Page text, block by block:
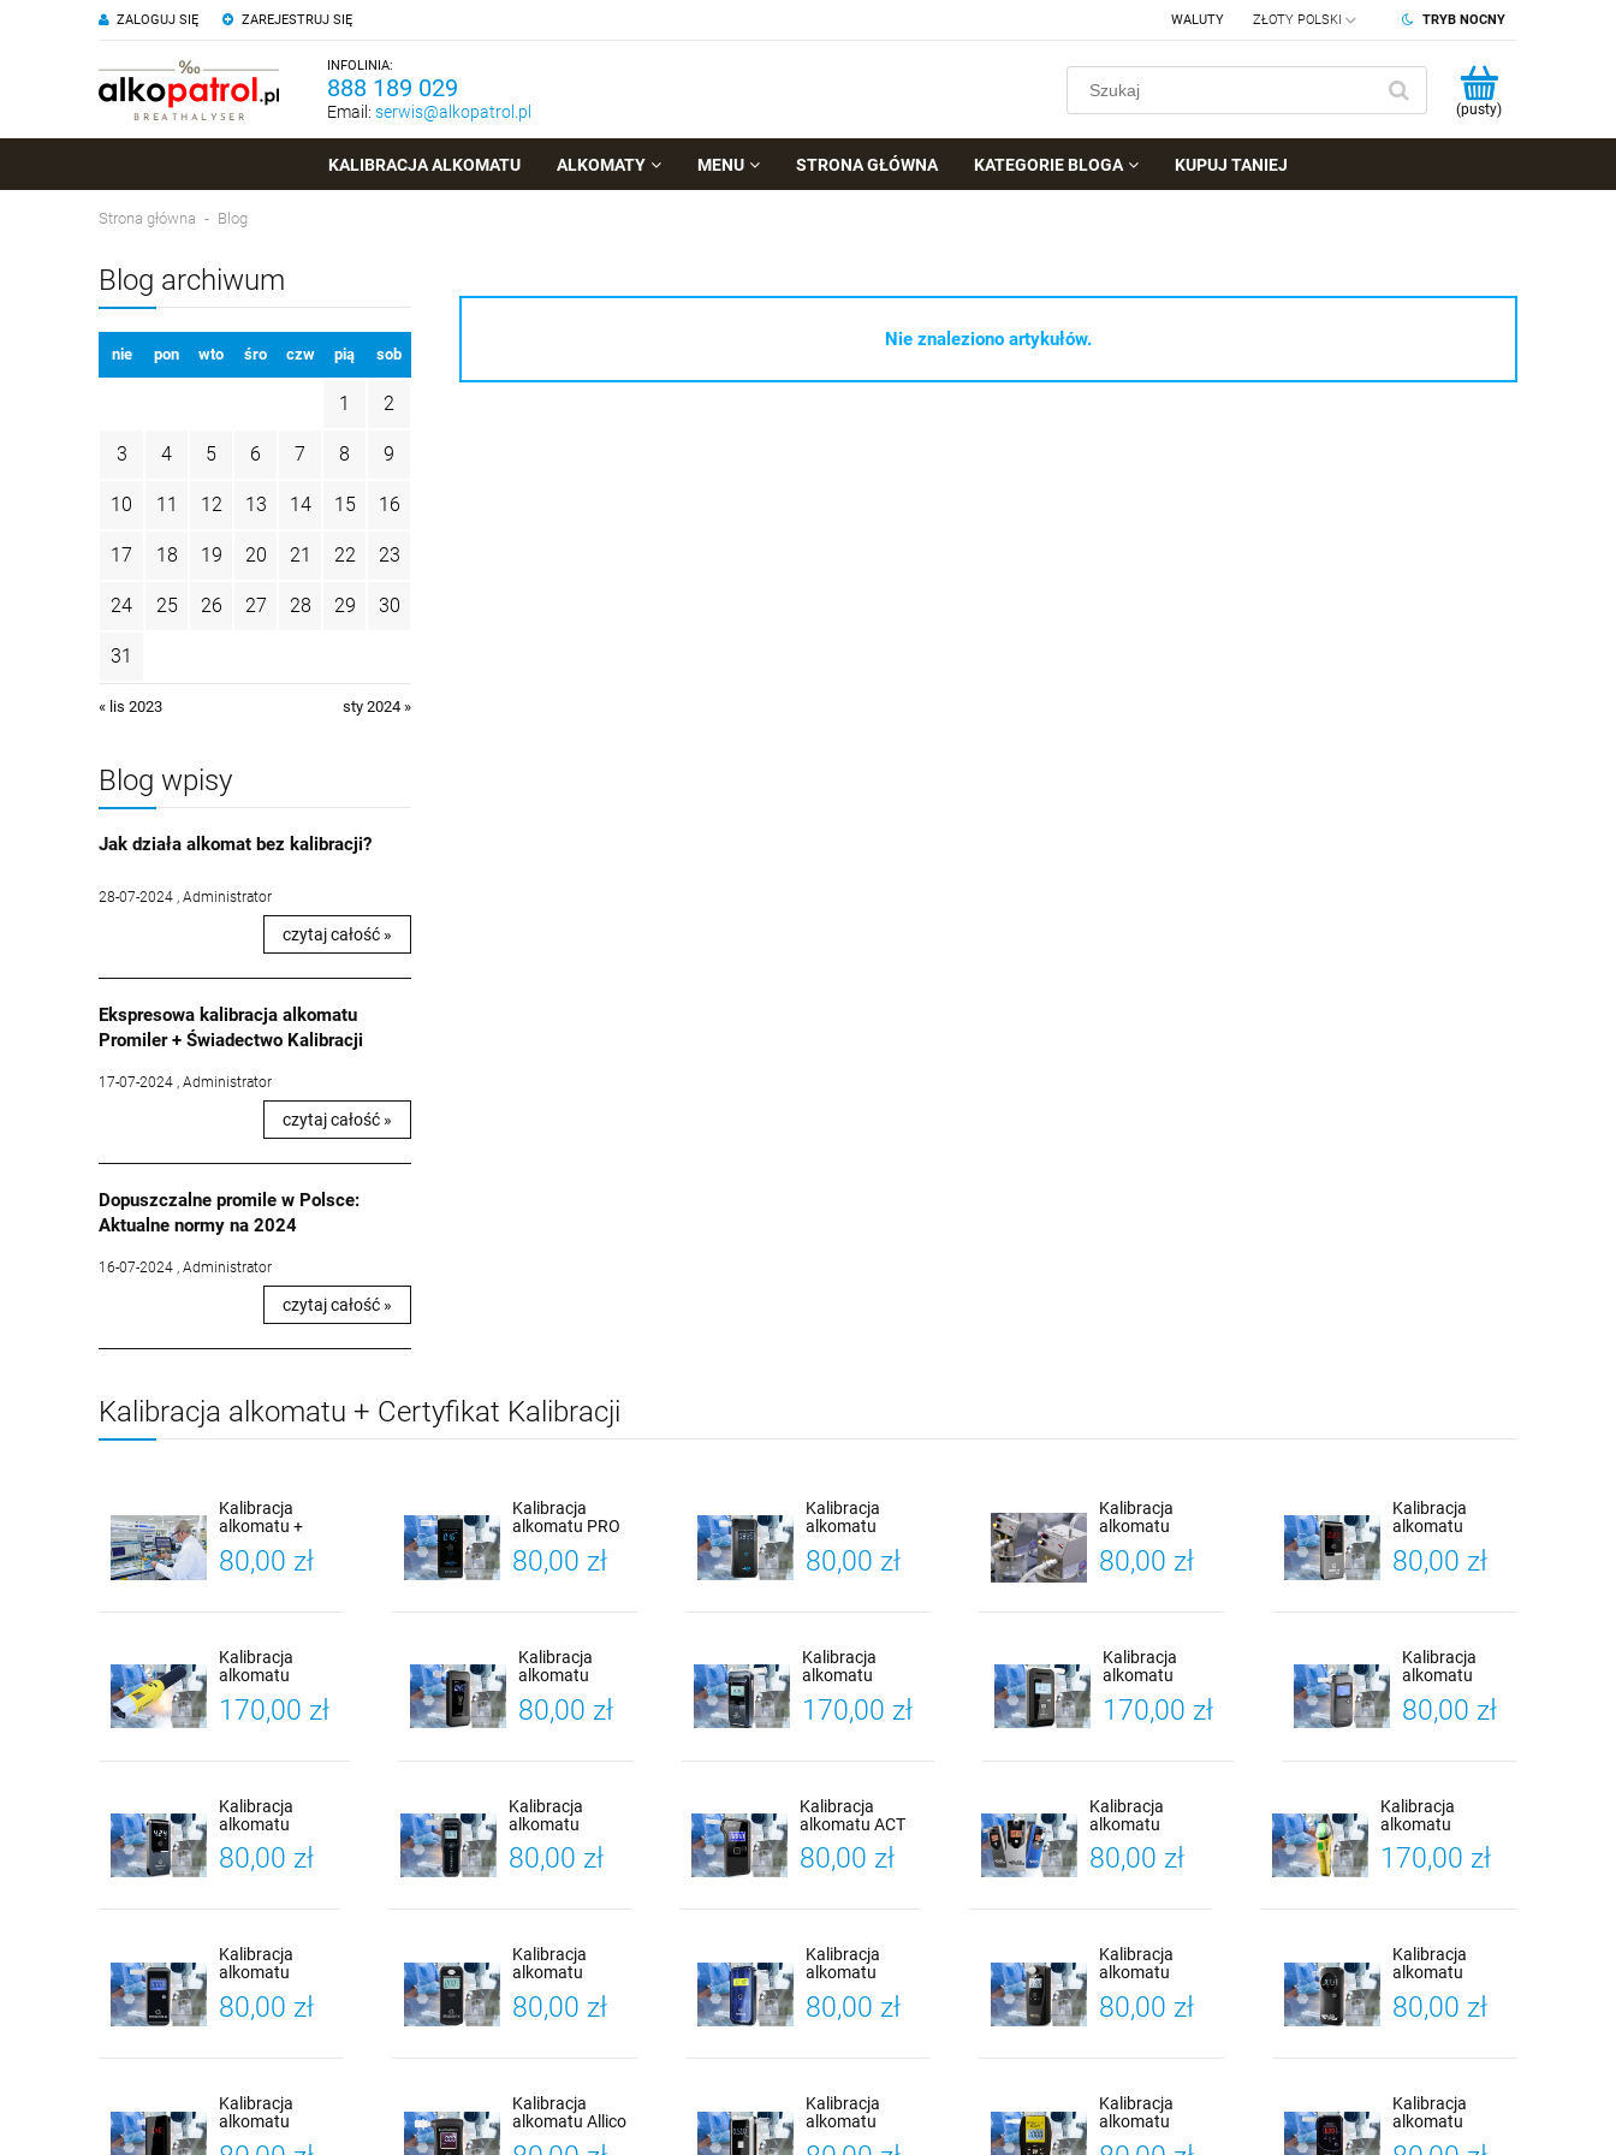
ZAREJESTRUJ SIĘ
ZALOGUJ SIĘ TRYB NOCNY
WALUTY
INFOLINIA:
888 189 029
Email: serwis@alkopatrol.pl (pusty)
KALIBRACJA ALKOMATU ALKOMATY MENU STRONA GŁÓWNA KATEGORIE BLOGA KUPUJ TANIEJ
Strona główna Blog
Blog archiwum
nie pon wto śro czw pią sob
1 2
3 4 5 6 7 8 9
10 11 12 13 14 15 16
17 18 19 20 21 22 23
24 25 26 27 28 29 30
31
« lis 2023 sty 2024 »
Blog wpisy
Jak działa alkomat bez kalibracji?
28-07-2024 , Administrator
czytaj całość »
Ekspresowa kalibracja alkomatu
Promiler + Świadectwo Kalibracji
17-07-2024 , Administrator
czytaj całość »
Dopuszczalne promile w Polsce:
Aktualne normy na 2024
16-07-2024 , Administrator
czytaj całość »
Nie znaleziono artykułów.
Kalibracja alkomatu + Certyfikat Kalibracji
Kalibracja
alkomatu +
Kalibracji
80,00 zł
Kalibracja
alkomatu PRO
(Alcofind)
80,00 zł
Kalibracja
alkomatu
3
80,00 zł
Kalibracja
alkomatu
modele osobiste
80,00 zł
Kalibracja
alkomatu
8000 PLUS +
Certyfikat
80,00 zł
Kalibracja
alkomatu
170,00 zł
Kalibracja
alkomatu
X-5 +
Świadectwo
80,00 zł
Kalibracja
alkomatu
Certyfikat
Kalibracji
170,00 zł
Kalibracja
alkomatu
LITE + Certyfikat
Kalibracji
170,00 zł
Kalibracja
alkomatu
9000
Professional
Kalibracji
80,00 zł
Kalibracja
alkomatu
iSober 30 +
Certyfikat
80,00 zł
Kalibracja
alkomatu
BACscan F-30 +
Certyfikat
Kalibracji
80,00 zł
Kalibracja
alkomatu ACT
Certyfikat
Kalibracji
80,00 zł
Kalibracja
alkomatu
Alcoforce EVO +
Certyfikat
Kalibracji
80,00 zł
Kalibracja
alkomatu
Alcoforce Raptor
AT7000 +
Certyfikat
170,00 zł
Kalibracja
alkomatu
BACscan F-50 +
Certyfikat
Kalibracji
80,00 zł
Kalibracja
alkomatu
BACscan F-45 +
Certyfikat
Kalibracji
80,00 zł
Kalibracja
alkomatu
PROMILER AL-
9000 +
Certyfikat
80,00 zł
Kalibracja
alkomatu
Alcoforce Cobra
+ Certyfikat
Kalibracji
80,00 zł
Kalibracja
alkomatu
Alcoforce EVO 1
+ Certyfikat
Kalibracji
80,00 zł
Kalibracja
alkomatu
Kalibracja
alkomatu Allico
Kalibracja
alkomatu
Kalibracja
alkomatu
Kalibracja
alkomatu